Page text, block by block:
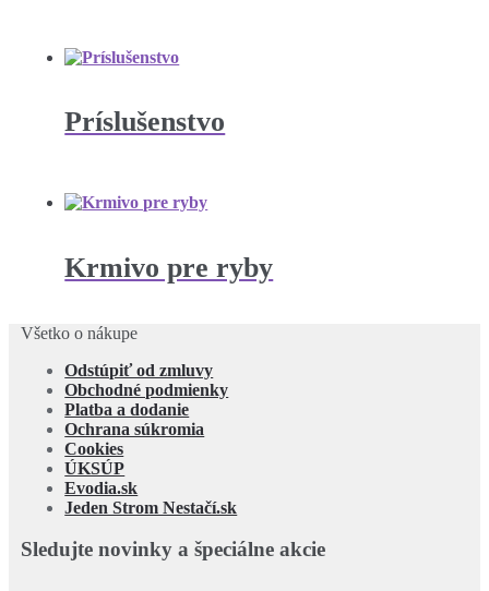
Príslušenstvo
Krmivo pre ryby
Všetko o nákupe
Odstúpiť od zmluvy
Obchodné podmienky
Platba a dodanie
Ochrana súkromia
Cookies
ÚKSÚP
Evodia.sk
Jeden Strom Nestačí.sk
Sledujte novinky a špeciálne akcie